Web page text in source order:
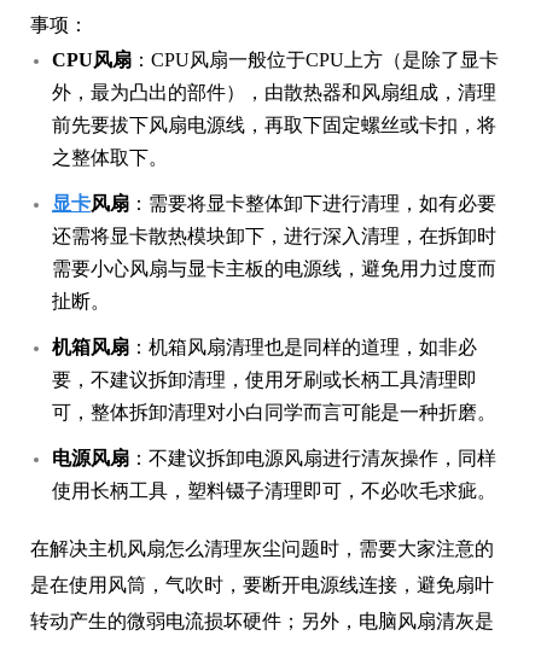
事项：
CPU风扇 ：CPU风扇一般位于CPU上方（是除了显卡
外，最为凸出的部件），由散热器和风扇组成，清理
前先要拔下风扇电源线，再取下固定螺丝或卡扣，将
之整体取下。
显卡风扇 ：需要将显卡整体卸下进行清理，如有必要
还需将显卡散热模块卸下，进行深入清理，在拆卸时
需要小心风扇与显卡主板的电源线，避免用力过度而
扯断。
机箱风扇 ：机箱风扇清理也是同样的道理，如非必
要，不建议拆卸清理，使用牙刷或长柄工具清理即
可，整体拆卸清理对小白同学而言可能是一种折磨。
电源风扇 ：不建议拆卸电源风扇进行清灰操作，同样
使用长柄工具，塑料镊子清理即可，不必吹毛求疵。
在解决主机风扇怎么清理灰尘问题时，需要大家注意的
是在使用风筒，气吹时，要断开电源线连接，避免扇叶
转动产生的微弱电流损坏硬件；另外，电脑风扇清灰是